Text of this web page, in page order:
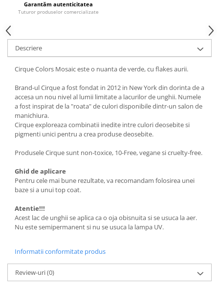
Garantăm autenticitatea
Tuturor produselor comercializate
Descriere
Cirque Colors Mosaic este o nuanta de verde, cu flakes aurii.
Brand-ul Cirque a fost fondat in 2012 in New York din dorinta de a
accesa un nou nivel al lumii limitate a lacurilor de unghii. Numele
a fost inspirat de la "roata" de culori disponibile dintr-un salon de
manichiura.
Cirque exploreaza combinatii inedite intre culori deosebite si
pigmenti unici pentru a crea produse deosebite.
Produsele Cirque sunt non-toxice, 10-Free, vegane si cruelty-free.
Ghid de aplicare
Pentru cele mai bune rezultate, va recomandam folosirea unei
baze si a unui top coat.
Atentie!!!
Acest lac de unghii se aplica ca o oja obisnuita si se usuca la aer.
Nu este semipermanent si nu se usuca la lampa UV.
Informatii conformitate produs
Review-uri(0)